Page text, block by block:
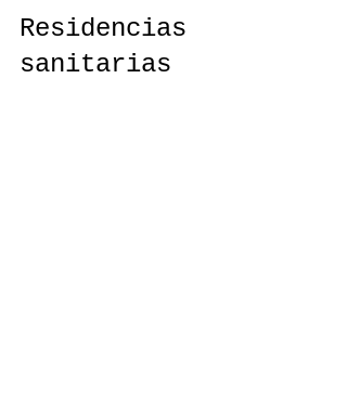
Residencias
sanitarias